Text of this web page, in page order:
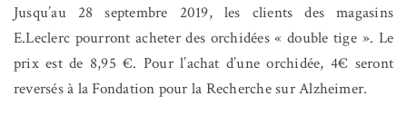
Jusqu’au 28 septembre 2019, les clients des magasins
E.Leclerc pourront acheter des orchidées « double tige ». Le
prix est de 8,95 €. Pour l’achat d’une orchidée, 4€ seront
reversés à la Fondation pour la Recherche sur Alzheimer.